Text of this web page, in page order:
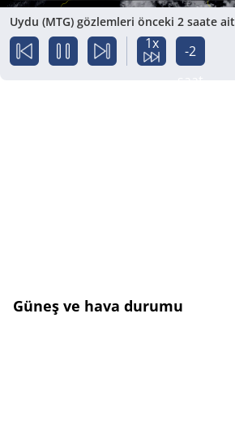
Uydu (MTG) gözlemleri önceki 2 saate ait
1x
-2
Güneş ve hava durumu